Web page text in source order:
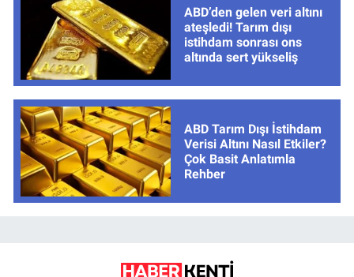
ABD’den gelen veri altını
ateşledi! Tarım dışı
istihdam sonrası ons
altında sert yükseliş
ABD Tarım Dışı İstihdam
Verisi Altını Nasıl Etkiler?
Çok Basit Anlatımla
Rehber